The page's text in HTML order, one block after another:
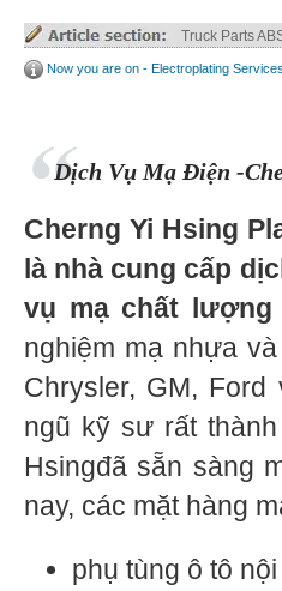
Truck Parts
Now you are on - Electroplating
Dịch Vụ Mạ Điện -
Cherng Yi Hsing
là nhà cung cấp
vụ mạ chất
nghiệm mạ nhựa
Chrysler, GM,
ngũ kỹ sư rất
Hsingđã sẵn sàng
nay, các mặt hàng
phụ tùng ô tô